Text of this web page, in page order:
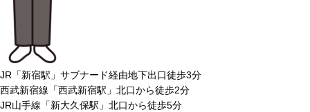
JR「新宿駅」サブナード経由地下出口徒歩3分
西武新宿線「西武新宿駅」北口から徒歩2分
JR山手線「新大久保駅」北口から徒歩5分